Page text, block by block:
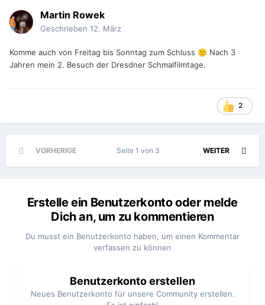
Martin Rowek
Geschrieben 12. März
Komme auch von Freitag bis Sonntag zum Schluss 🙂 Nach 3
Jahren mein 2. Besuch der Dresdner Schmalfilmtage.
2
VORHERIGE WEITER
Seite 1 von 3
Erstelle ein Benutzerkonto oder melde
Dich an, um zu kommentieren
Du musst ein Benutzerkonto haben, um einen Kommentar
verfassen zu können
Benutzerkonto erstellen
Neues Benutzerkonto für unsere Community erstellen.